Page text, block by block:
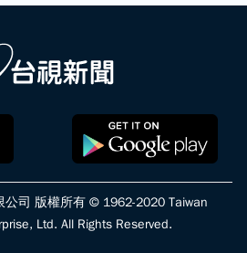
公司 版權所有 © 1962-2020 Taiwan
Ltd. All Rights Reserved.